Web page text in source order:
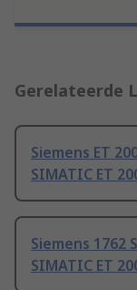
Gerelateerde
Siemens ET
SIMATIC ET
Siemens
SIMATIC ET